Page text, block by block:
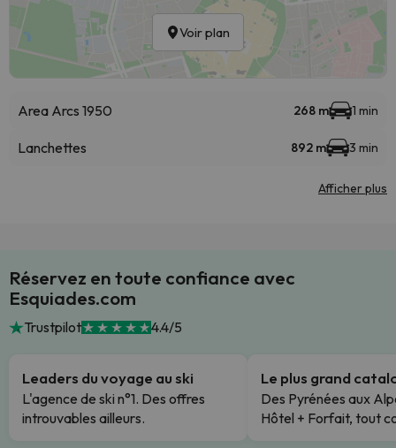
Voir plan
Area Arcs 1950 268 m 1 min
Lanchettes 892 m 3 min
Afficher plus
Réservez en toute confiance avec
Esquiades.com
Trustpilot 4.4/5
Leaders du voyage au ski
L'agence de ski n°1. Des offres
introuvables ailleurs.
Le plus grand
Des Pyrénées aux
Hôtel + Forfait, tout